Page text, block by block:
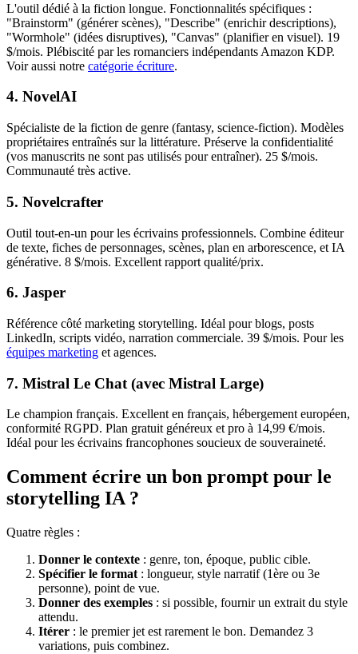
L'outil dédié à la fiction longue. Fonctionnalités spécifiques :
"Brainstorm" (générer scènes), "Describe" (enrichir descriptions),
"Wormhole" (idées disruptives), "Canvas" (planifier en visuel). 19
$/mois. Plébiscité par les romanciers indépendants Amazon KDP.
Voir aussi notre catégorie écriture.
4. NovelAI
Spécialiste de la fiction de genre (fantasy, science-fiction). Modèles
propriétaires entraînés sur la littérature. Préserve la confidentialité
(vos manuscrits ne sont pas utilisés pour entraîner). 25 $/mois.
Communauté très active.
5. Novelcrafter
Outil tout-en-un pour les écrivains professionnels. Combine éditeur
de texte, fiches de personnages, scènes, plan en arborescence, et IA
générative. 8 $/mois. Excellent rapport qualité/prix.
6. Jasper
Référence côté marketing storytelling. Idéal pour blogs, posts
LinkedIn, scripts vidéo, narration commerciale. 39 $/mois. Pour les
équipes marketing et agences.
7. Mistral Le Chat (avec Mistral Large)
Le champion français. Excellent en français, hébergement européen,
conformité RGPD. Plan gratuit généreux et pro à 14,99 €/mois.
Idéal pour les écrivains francophones soucieux de souveraineté.
Comment écrire un bon prompt pour le
storytelling IA ?
Quatre règles :
Donner le contexte : genre, ton, époque, public cible.
Spécifier le format : longueur, style narratif (1ère ou 3e
personne), point de vue.
Donner des exemples : si possible, fournir un extrait du style
attendu.
Itérer : le premier jet est rarement le bon. Demandez 3
variations, puis combinez.